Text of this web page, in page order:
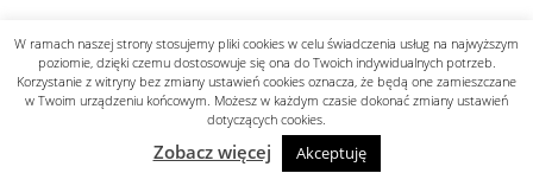
W ramach naszej strony stosujemy pliki cookies w celu świadczenia usług na najwyższym
poziomie, dzięki czemu dostosowuje się ona do Twoich indywidualnych potrzeb.
Korzystanie z witryny bez zmiany ustawień cookies oznacza, że będą one zamieszczane
w Twoim urządzeniu końcowym. Możesz w każdym czasie dokonać zmiany ustawień
dotyczących cookies.
Zobacz więcej Akceptuję